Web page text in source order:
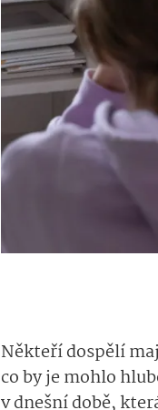
Někteří dospělí
co by je mohlo
v dnešní době,